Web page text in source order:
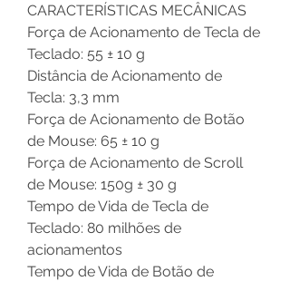
CARACTERÍSTICAS MECÂNICAS
Força de Acionamento de Tecla de
Teclado: 55 ± 10 g
Distância de Acionamento de
Tecla: 3,3 mm
Força de Acionamento de Botão
de Mouse: 65 ± 10 g
Força de Acionamento de Scroll
de Mouse: 150g ± 30 g
Tempo de Vida de Tecla de
Teclado: 80 milhões de
acionamentos
Tempo de Vida de Botão de